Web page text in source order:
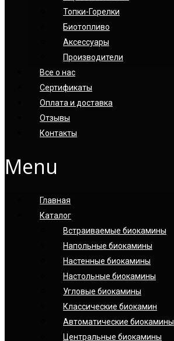
Топки-Горелки
Биотопливо
Аксессуары
Производители
Все о нас
Сертификаты
Оплата и доставка
Отзывы
Контакты
Menu
Главная
Каталог
Встраиваемые биокамины
Напольные биокамины
Настенные биокамины
Настoльные биокамины
Угловые биокамины
Классические биокамин
Автоматические биокамины
Центральные биокамины